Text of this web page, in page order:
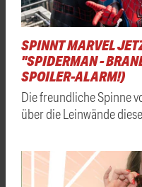
SPINNT MARVEL
"SPIDERMAN -
SPOILER-ALARM!)
Die freundliche Spinne
über die Leinwände